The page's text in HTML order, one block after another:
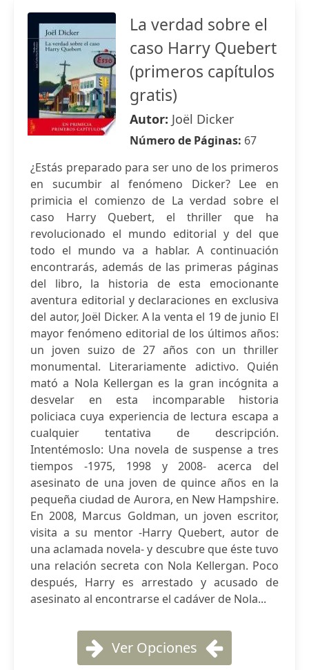
La verdad sobre el
caso Harry Quebert
(primeros capítulos
gratis)
Autor: Joël Dicker
Número de Páginas: 67
¿Estás preparado para ser uno de los primeros
en sucumbir al fenómeno Dicker? Lee en
primicia el comienzo de La verdad sobre el
caso Harry Quebert, el thriller que ha
revolucionado el mundo editorial y del que
todo el mundo va a hablar. A continuación
encontrarás, además de las primeras páginas
del libro, la historia de esta emocionante
aventura editorial y declaraciones en exclusiva
del autor, Joël Dicker. A la venta el 19 de junio El
mayor fenómeno editorial de los últimos años:
un joven suizo de 27 años con un thriller
monumental. Literariamente adictivo. Quién
mató a Nola Kellergan es la gran incógnita a
desvelar en esta incomparable historia
policiaca cuya experiencia de lectura escapa a
cualquier tentativa de descripción.
Intentémoslo: Una novela de suspense a tres
tiempos -1975, 1998 y 2008- acerca del
asesinato de una joven de quince años en la
pequeña ciudad de Aurora, en New Hampshire.
En 2008, Marcus Goldman, un joven escritor,
visita a su mentor -Harry Quebert, autor de
una aclamada novela- y descubre que éste tuvo
una relación secreta con Nola Kellergan. Poco
después, Harry es arrestado y acusado de
asesinato al encontrarse el cadáver de Nola...
Ver Opciones